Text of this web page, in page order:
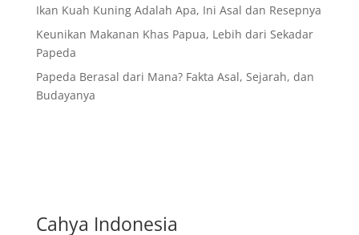
Ikan Kuah Kuning Adalah Apa, Ini Asal dan Resepnya
Keunikan Makanan Khas Papua, Lebih dari Sekadar
Papeda
Papeda Berasal dari Mana? Fakta Asal, Sejarah, dan
Budayanya
Cahya Indonesia